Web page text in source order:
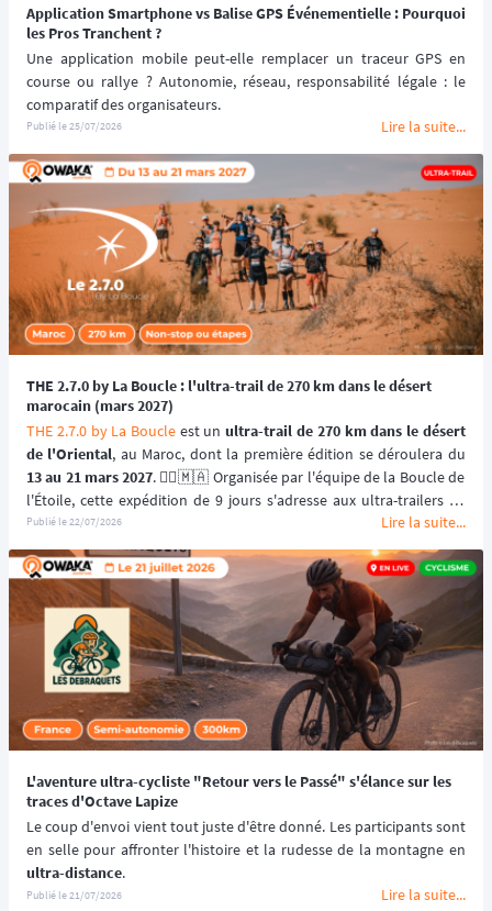
Tracking, fort de son expérience sur les terrains les plus exigeants
de la planète, vous livre toutes les réponses techniques et
méthodologiques pour réussir le déploiement de votre solution de
géolocalisation.
Application Smartphone vs Balise GPS Événementielle : Pourquoi
les Pros Tranchent ?
Une application mobile peut-elle remplacer un traceur GPS en
course ou rallye ? Autonomie, réseau, responsabilité légale : le
comparatif des organisateurs.
Publié le25/07/2026 Lire la suite...
THE 2.7.0 by La Boucle : l'ultra-trail de 270 km dans le désert
marocain (mars 2027)
THE 2.7.0 by La Boucle est un ultra-trail de 270 km dans le désert
de l'Oriental
13 au 21 mars 2027. 🏃‍♂️🇲🇦 Organisée par l'équipe de la Boucle de
l'Étoile, cette expédition de 9 jours s'adresse aux ultra-trailers en
quête d'un nouveau défi dans le sable, en solo ou entre amis.
progression. Le concept a été pensé pour tester l'endurance sur la
durée, avec un objectif unique : parcourir 270 km, quelle que soit la
stratégie choisie.
Publié le22/07/2026 Lire la suite...
L'aventure ultra-cycliste "Retour vers le Passé" s'élance sur les
traces d'Octave Lapize
Le coup d'envoi vient tout juste d'être donné. Les participants sont
ultra-distance.
Publié le21/07/2026 Lire la suite...